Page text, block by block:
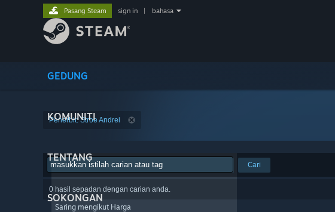
GEDUNG
KOMUNITI
TENTANG
SOKONGAN
Pasang Steam sign in bahasa
Penerbit: Stroe Andrei
Cari
0 hasil sepadan dengan carian anda.
Saring mengikut Harga